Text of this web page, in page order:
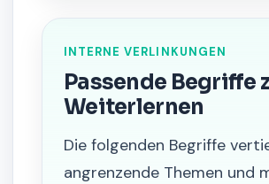
INTERNE VERLINKUNGEN
Passende Begriffe
Weiterlernen
Die folgenden Begriffe
angrenzende Themen und